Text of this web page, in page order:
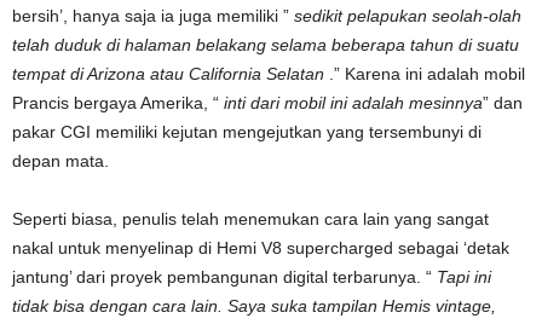
bersih’, hanya saja ia juga memiliki ” sedikit pelapukan seolah-olah
telah duduk di halaman belakang selama beberapa tahun di suatu
tempat di Arizona atau California Selatan .” Karena ini adalah mobil
Prancis bergaya Amerika, “ inti dari mobil ini adalah mesinnya” dan
pakar CGI memiliki kejutan mengejutkan yang tersembunyi di
depan mata.
Seperti biasa, penulis telah menemukan cara lain yang sangat
nakal untuk menyelinap di Hemi V8 supercharged sebagai ‘detak
jantung’ dari proyek pembangunan digital terbarunya. “ Tapi ini
tidak bisa dengan cara lain. Saya suka tampilan Hemis vintage,